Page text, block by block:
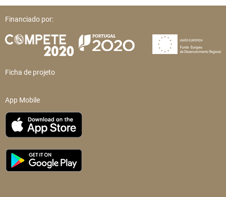
Financiado por:
Ficha de projeto
App Mobile